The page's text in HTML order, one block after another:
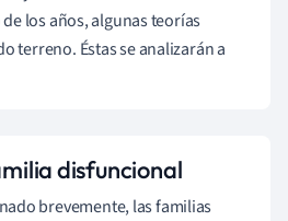
los años, algunas teorías
terreno. Éstas se analizarán a
disfuncional
brevemente, las familias